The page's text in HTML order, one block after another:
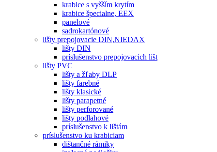
krabice s vyšším krytím
krabice špecialne, EEX
panelové
sadrokartónové
lišty prepojovacie DIN,NIEDAX
lišty DIN
príslušenstvo prepojovacích líšt
lišty PVC
lišty a žľaby DLP
lišty farebné
lišty klasické
lišty parapetné
lišty perforované
lišty podlahové
príslušenstvo k lištám
príslušenstvo ku krabiciam
dištančné rámiky